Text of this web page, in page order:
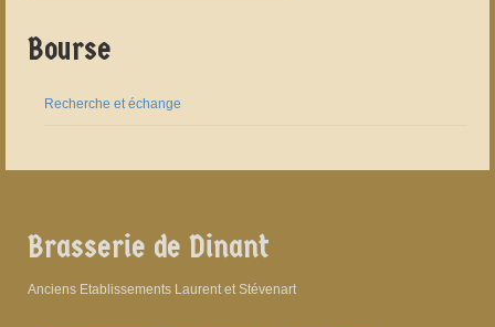
Bourse
Recherche et échange
Brasserie de Dinant
Anciens Etablissements Laurent et Stévenart